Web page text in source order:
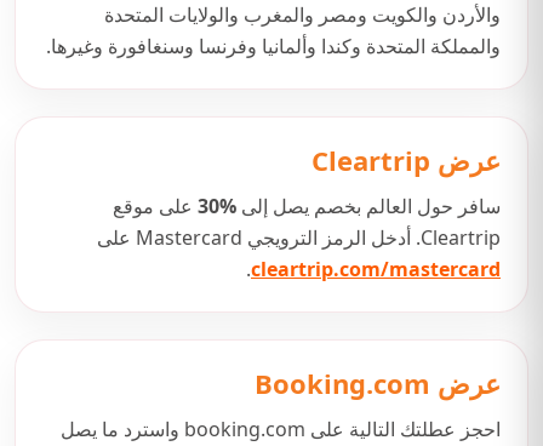
والأردن والكويت ومصر والمغرب والولايات المتحدة
والمملكة المتحدة وكندا وألمانيا وفرنسا وسنغافورة وغيرها.
عرض Cleartrip
سافر حول العالم بخصم يصل إلى 30% على موقع
Cleartrip. أدخل الرمز الترويجي Mastercard على
cleartrip.com/mastercard
.
عرض Booking.com
احجز عطلتك التالية على booking.com واسترد ما يصل